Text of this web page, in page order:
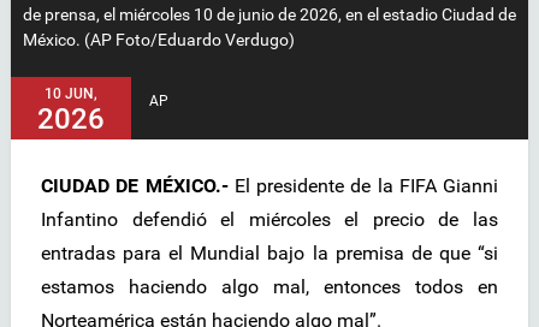
de prensa, el miércoles 10 de junio de 2026, en el estadio Ciudad de
México. (AP Foto/Eduardo Verdugo)
10 JUN,
2026
AP
CIUDAD DE MÉXICO.-El presidente de la FIFA Gianni
Infantino defendió el miércoles el precio de las
entradas para el Mundial bajo la premisa de que “si
estamos haciendo algo mal, entonces todos en
Norteamérica están haciendo algo mal”.